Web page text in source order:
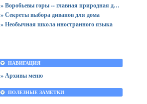
» Воробьевы горы -- главная природная достопримечательность Москвы
» Секреты выбора диванов для дома
» Необычная школа иностранного языка
НАВИГАЦИЯ
» Архивы меню
ПОЛЕЗНЫЕ ЗАМЕТКИ